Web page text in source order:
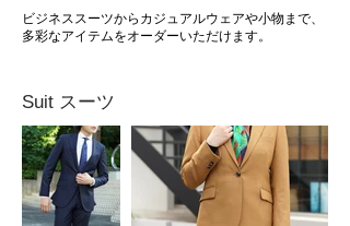
​ビジネススーツからカジュアルウェアや小物まで、
多彩なアイテムをオーダーいただけます。
Suit スーツ